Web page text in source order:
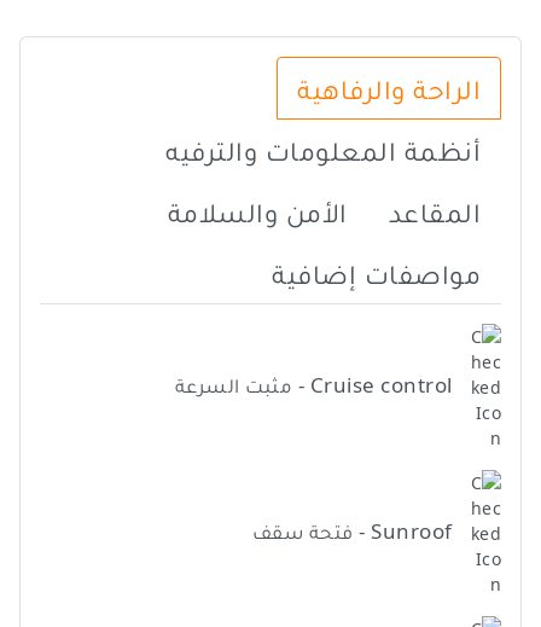
الراحة والرفاهية
أنظمة المعلومات والترفيه
المقاعد
الأمن والسلامة
مواصفات إضافية
Cruise control - مثبت السرعة
Sunroof - فتحة سقف